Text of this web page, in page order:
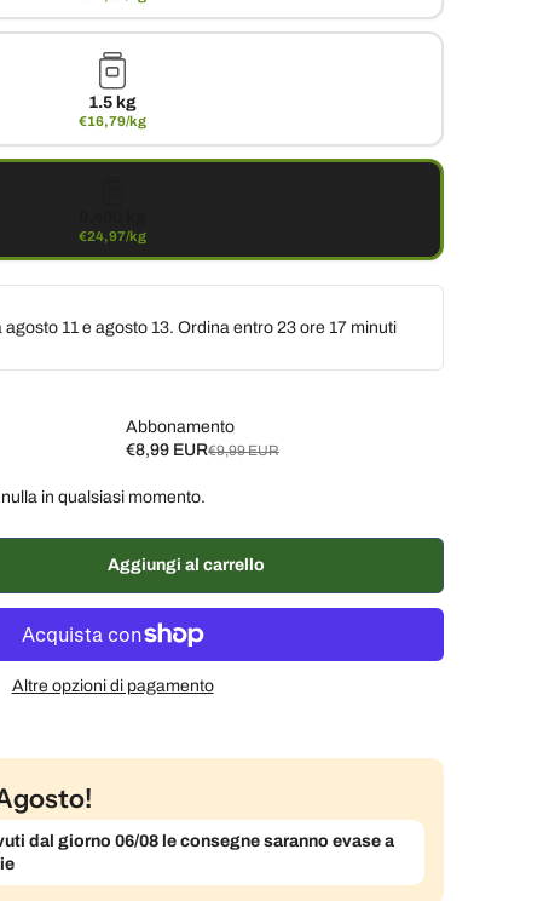
1.5 kg
€16,79/kg
€24,97/kg
11 e agosto 13. Ordina entro23 ore 17 minuti
Abbonamento
€8,99 EUR€9,99 EUR
di sconto
in qualsiasi momento.
Aggiungi al carrello
Altre opzioni di pagamento
dal giorno 06/08 le consegne saranno evase a